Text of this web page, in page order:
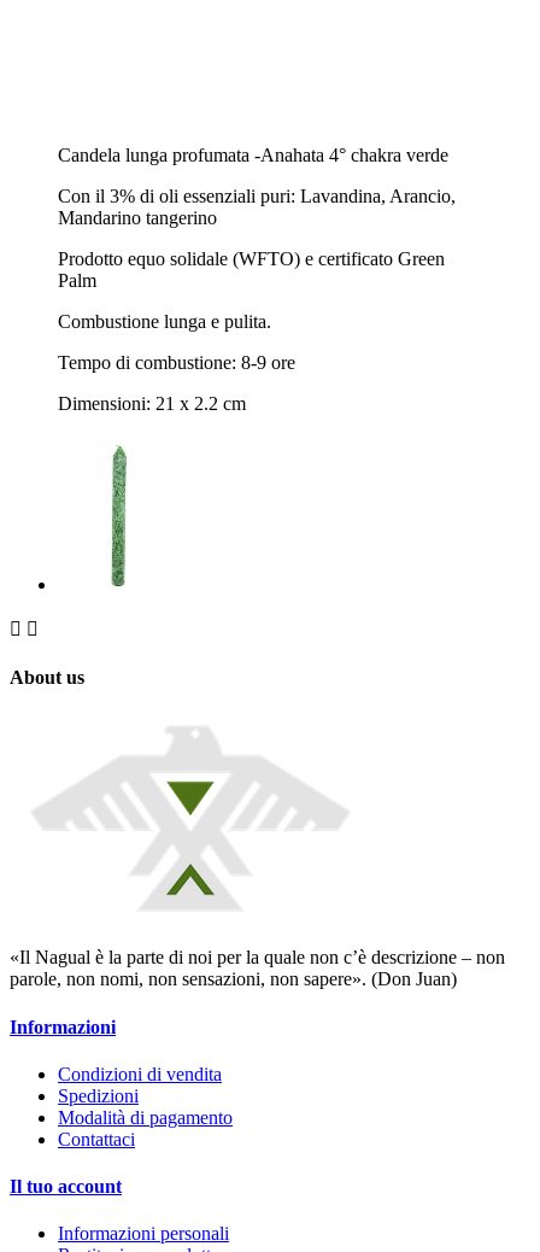
Candela lunga profumata -Anahata 4° chakra verde
Con il 3% di oli essenziali puri: Lavandina, Arancio,
Mandarino tangerino
Prodotto equo solidale (WFTO) e certificato Green
Palm
Combustione lunga e pulita.
Tempo di combustione: 8-9 ore
Dimensioni: 21 x 2.2 cm
 
About us
«Il Nagual è la parte di noi per la quale non c’è descrizione – non
parole, non nomi, non sensazioni, non sapere». (Don Juan)
Informazioni
Condizioni di vendita
Spedizioni
Modalità di pagamento
Contattaci
Il tuo account
Informazioni personali